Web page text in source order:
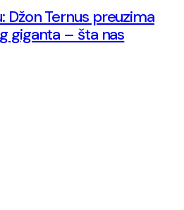
Džon Ternus preuzima
giganta – šta nas